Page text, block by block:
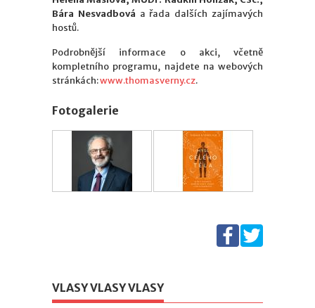
Bára Nesvadbová a řada dalších zajímavých
hostů.
Podrobnější informace o akci, včetně
kompletního programu, najdete na webových
stránkách:www.thomasverny.cz.
Fotogalerie
VLASY VLASY VLASY